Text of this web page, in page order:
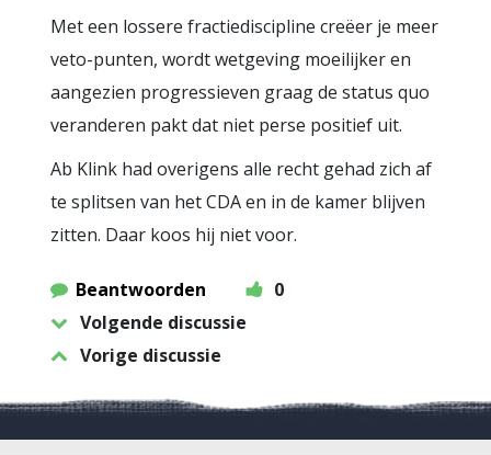
Met een lossere fractiediscipline creëer je meer
veto-punten, wordt wetgeving moeilijker en
aangezien progressieven graag de status quo
veranderen pakt dat niet perse positief uit.
Ab Klink had overigens alle recht gehad zich af
te splitsen van het CDA en in de kamer blijven
zitten. Daar koos hij niet voor.
Beantwoorden
0
Volgende discussie
Vorige discussie